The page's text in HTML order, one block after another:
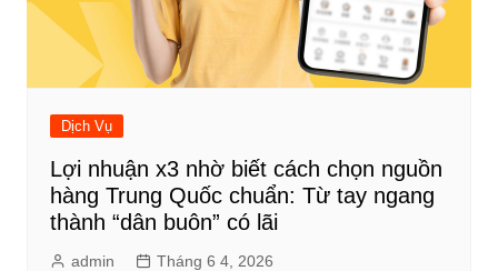
Dịch Vụ
Lợi nhuận x3 nhờ biết cách chọn nguồn
hàng Trung Quốc chuẩn: Từ tay ngang
thành “dân buôn” có lãi
admin Tháng 6 4, 2026